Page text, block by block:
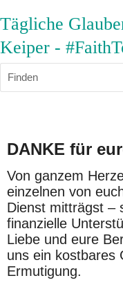
Tägliche
Keiper -
Finden
DANKE für
Von ganzem
einzelnen von
Dienst mitträgst –
finanzielle
Liebe und eure
uns ein kostbares
Ermutigung.